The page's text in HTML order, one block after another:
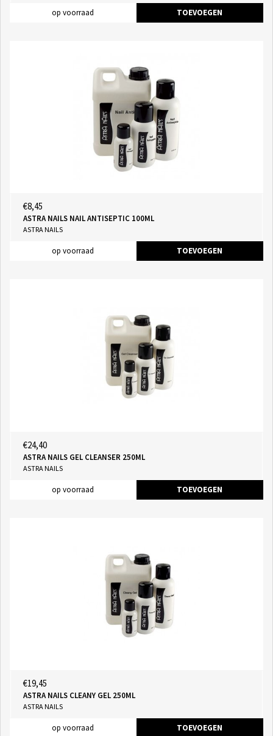
op voorraad TOEVOEGEN
€8,45
ASTRA NAILS NAIL ANTISEPTIC 100ML
ASTRA NAILS
op voorraad TOEVOEGEN
€24,40
ASTRA NAILS GEL CLEANSER 250ML
ASTRA NAILS
op voorraad TOEVOEGEN
€19,45
ASTRA NAILS CLEANY GEL 250ML
ASTRA NAILS
op voorraad TOEVOEGEN